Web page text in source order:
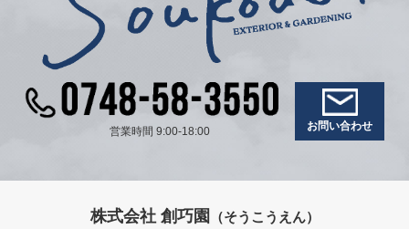
営業時間 9:00-18:00 お問い合わせ
株式会社 創巧園 （そうこうえん）